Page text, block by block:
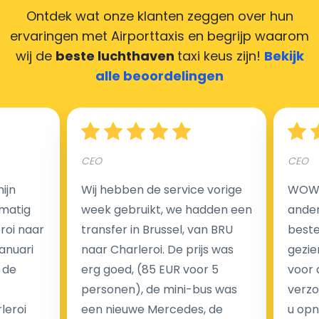
Hoeveel kost een luchthaven taxi transfer in
luchthaventaxi's is een vast tarief voor uw rit. In
tegenstelling tot traditionele taxi's met taxameter
brengen wij u geen extra kosten in rekening voor de
nachtrit.
We hebben geen ophaaltarief of extra kosten voor
wachttijd als uw vlucht vertraging heeft.
Kijk op onze website voor meer informatie over uw
Ontdek wat onze klanten zeggen over hun
ervaringen met Airporttaxis en begrijp waarom
wij de beste luchthaven taxi keus zijn! Bekijk
alle beoordelingen
naar
CEO
Wij hebben de service vorige
week gebruikt, we hadden een
transfer in Brussel, van BRU
naar Charleroi. De prijs was
erg goed, (85 EUR voor 5
personen), de mini-bus was
een nieuwe Mercedes, de
CEO
voor
u